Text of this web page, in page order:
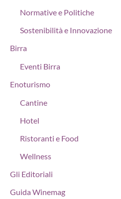
Normative e Politiche
Sostenibilità e Innovazione
Birra
Eventi Birra
Enoturismo
Cantine
Hotel
Ristoranti e Food
Wellness
Gli Editoriali
Guida Winemag